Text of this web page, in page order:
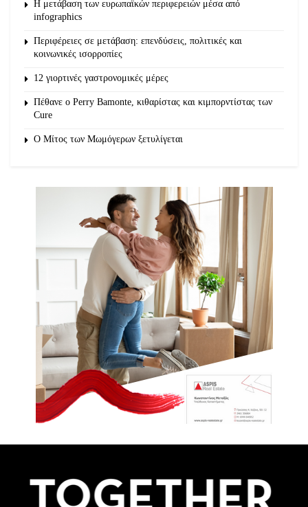
Η μετάβαση των ευρωπαϊκών περιφερειών μέσα από
infographics
Περιφέρειες σε μετάβαση: επενδύσεις, πολιτικές και
κοινωνικές ισορροπίες
12 γιορτινές γαστρονομικές μέρες
Πέθανε ο Perry Bamonte, κιθαρίστας και κιμπορντίστας των
Cure
O Μίτος των Μωμόγερων ξετυλίγεται